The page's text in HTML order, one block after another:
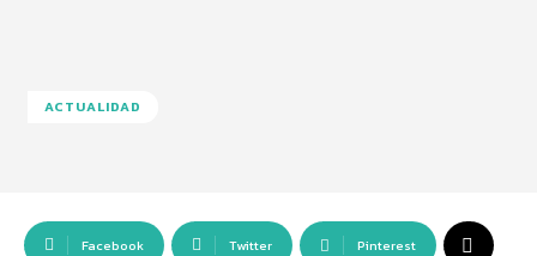
ACTUALIDAD
Facebook Twitter Pinterest